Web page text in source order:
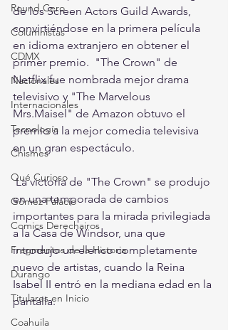
Round Cero
Columnistas
CDMX
Nacionales
Internacionales
Tecnología
Chismes
Qué Curioso
Gómez Palacio
Comics Derechairos
Fragmentos de la Historia
Durango
Titulares en Inicio
Coahuila
de los Screen Actors Guild Awards,
convirtiéndose en la primera película
en idioma extranjero en obtener el
primer premio.  "The Crown" de
Netflix fue nombrada mejor drama
televisivo y "The Marvelous
Mrs.Maisel" de Amazon obtuvo el
premio a la mejor comedia televisiva
en un gran espectáculo.
La victoria de "The Crown" se produjo
en una temporada de cambios
importantes para la mirada privilegiada
a la Casa de Windsor, una que
introdujo un elenco completamente
nuevo de artistas, cuando la Reina
Isabel II entró en la mediana edad en la
pantalla.